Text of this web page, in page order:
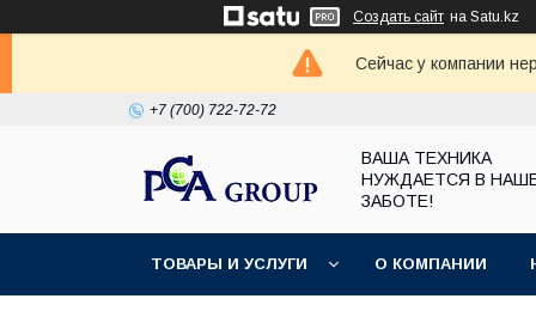
Создать сайт на Satu.kz
Сейчас у компании
+7 (700) 722-72-72
ВАША ТЕХНИКА
НУЖДАЕТСЯ В
ЗАБОТЕ!
ТОВАРЫ И УСЛУГИ О КОМПАНИИ